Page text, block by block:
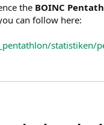
the BOINC
can follow here:
statistiken/